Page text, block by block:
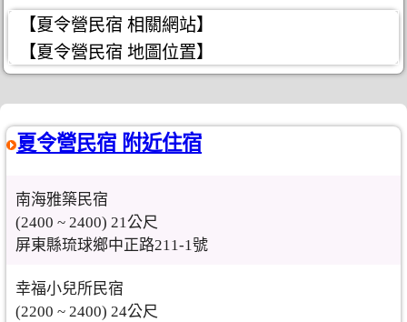
【夏令營民宿 相關網站】
【夏令營民宿 地圖位置】
夏令營民宿 附近住宿
南海雅築民宿
(2400 ~ 2400) 21公尺
屏東縣琉球鄉中正路211-1號
幸福小兒所民宿
(2200 ~ 2400) 24公尺